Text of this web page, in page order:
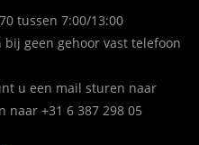
tussen 7:00/13:00
bij geen gehoor vast telefoon
u een mail sturen naar
naar +31 6 387 298 05